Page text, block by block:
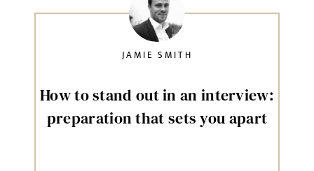
How to stand out in an interview:
preparation that sets you apart
JAMIE SMITH